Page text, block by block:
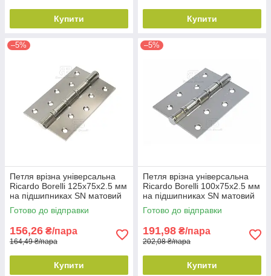
Купити Купити
–5%
Петля врізна універсальна
Ricardo Borelli 125х75х2.5 мм
на підшипниках SN матовий
нікель
Готово до відправки
156,26 ₴/пара
164,49 ₴/пара
Купити
–5%
Петля врізна універсальна
Ricardo Borelli 100х75х2.5 мм
на підшипниках SN матовий
нікель
Готово до відправки
191,98 ₴/пара
202,08 ₴/пара
Купити